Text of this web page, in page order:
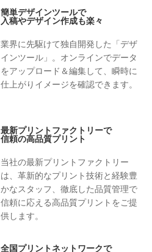
簡単デザインツールで
入稿やデザイン作成も楽々
業界に先駆けて独自開発した「デザ
インツール」。オンラインでデータ
をアップロード＆編集して、瞬時に
仕上がりイメージを確認できます。
最新プリントファクトリーで
信頼の高品質プリント
当社の最新プリントファクトリー
は、革新的なプリント技術と経験豊
かなスタッフ、徹底した品質管理で
信頼に応える高品質プリントをご提
供します。
全国プリントネットワークで